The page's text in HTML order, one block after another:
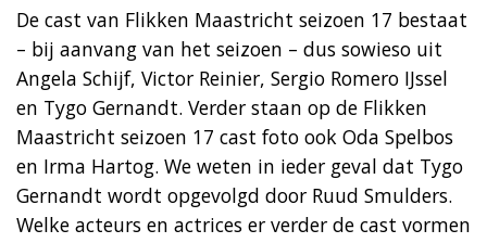
De cast van Flikken Maastricht seizoen 17 bestaat
– bij aanvang van het seizoen – dus sowieso uit
Angela Schijf, Victor Reinier, Sergio Romero IJssel
en Tygo Gernandt. Verder staan op de Flikken
Maastricht seizoen 17 cast foto ook Oda Spelbos
en Irma Hartog. We weten in ieder geval dat Tygo
Gernandt wordt opgevolgd door Ruud Smulders.
Welke acteurs en actrices er verder de cast vormen